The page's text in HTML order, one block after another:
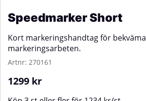
Speedmarker Short
Kort markeringshandtag för bekväma
markeringsarbeten.
Artnr: 270161
1299 kr